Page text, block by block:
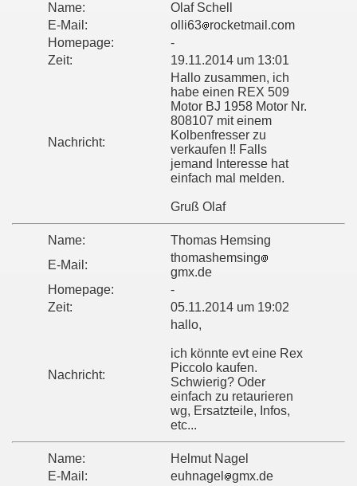
Name:
Olaf Schell
E-Mail:
olli63
rocketmail.com
Homepage:
-
Zeit:
19.11.2014 um 13:01
Nachricht:
Hallo zusammen, ich
habe einen REX 509
Motor BJ 1958 Motor Nr.
808107 mit einem
Kolbenfresser zu
verkaufen !! Falls
jemand Interesse hat
einfach mal melden.
Gruß Olaf
Name:
Thomas Hemsing
E-Mail:
thomashemsing
gmx.de
Homepage:
-
Zeit:
05.11.2014 um 19:02
Nachricht:
hallo,
ich könnte evt eine Rex
Piccolo kaufen.
Schwierig? Oder
einfach zu retaurieren
wg, Ersatzteile, Infos,
etc...
Name:
Helmut Nagel
E-Mail:
euhnagel
gmx.de